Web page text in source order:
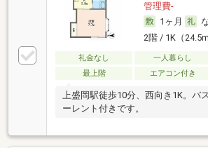
管理費-
1ヶ月
2階 / 1K（24.5m
礼金なし 一人暮らし
最上階
エアコン付き
上盛岡駅徒歩10分、西向き1K。バ
ーレント付きです。